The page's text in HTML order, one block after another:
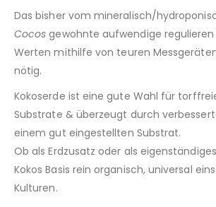
Das bisher vom mineralisch/
Cocos gewohnte aufwendige
Werten mithilfe von teuren
nötig.
Kokoserde ist eine gute Wahl für
Substrate & überzeugt durch
einem gut eingestellten Substrat.
Ob als Erdzusatz oder als
Kokos Basis rein organisch, universal
Kulturen.